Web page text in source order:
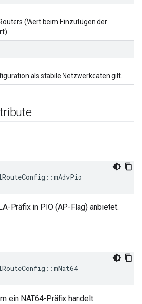
(Wert beim Hinzufügen der
als stabile Netzwerkdaten gilt.
::mAdvPio
Präfix in PIO (AP-Flag) anbietet.
::mNat64
ein NAT64-Präfix handelt.